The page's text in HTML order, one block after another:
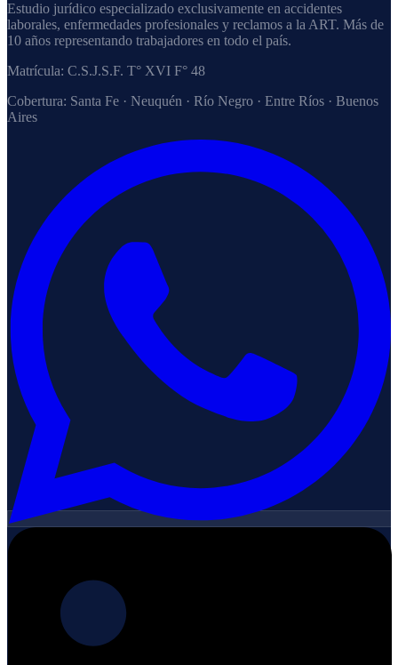
Estudio jurídico especializado exclusivamente en accidentes
laborales, enfermedades profesionales y reclamos a la ART. Más de
10 años representando trabajadores en todo el país.
Matrícula: C.S.J.S.F. T° XVI F° 48
Cobertura: Santa Fe · Neuquén · Río Negro · Entre Ríos · Buenos
Aires